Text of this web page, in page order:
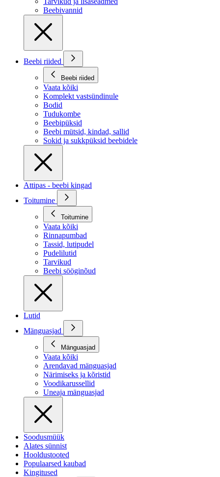
Beebivannid
Beebi riided
Beebi riided
Vaata kõiki
Komplekt vastsündinule
Bodid
Tudukombe
Beebipüksid
Beebi mütsid, kindad, sallid
Sokid ja sukkpüksid beebidele
Attipas - beebi kingad
Toitumine
Toitumine
Vaata kõiki
Rinnapumbad
Tassid, lutipudel
Pudelilutid
Tarvikud
Beebi sööginõud
Lutid
Mänguasjad
Mänguasjad
Vaata kõiki
Arendavad mänguasjad
Närimiseks ja kõristid
Voodikarussellid
Uneaja mänguasjad
Soodusmüük
Alates sünnist
Hooldustooted
Populaarsed kaubad
Kingitused